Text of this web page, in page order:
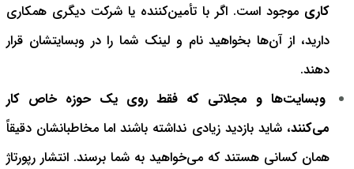
کاری موجود است. اگر با تأمین‌کننده یا شرکت دیگری همکاری
دارید، از آن‌ها بخواهید نام و لینک شما را در وبسایتشان قرار
دهند.
وبسایت‌ها و مجلاتی که فقط روی یک حوزه خاص کار
می‌کنند، شاید بازدید زیادی نداشته باشند اما مخاطبانشان دقیقاً
همان کسانی هستند که می‌خواهید به شما برسند. انتشار رپورتاژ